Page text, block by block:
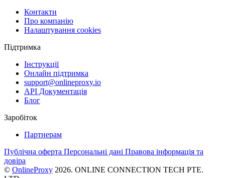
Контакти
Про компанію
Налаштування cookies
Підтримка
Інструкції
Онлайн підтримка
support@onlineproxy.io
API Документація
Блог
Заробіток
Партнерам
Публічна оферта Персональні дані Правова інформація та
довіра
© OnlineProxy 2026. ONLINE CONNECTION TECH PTE.